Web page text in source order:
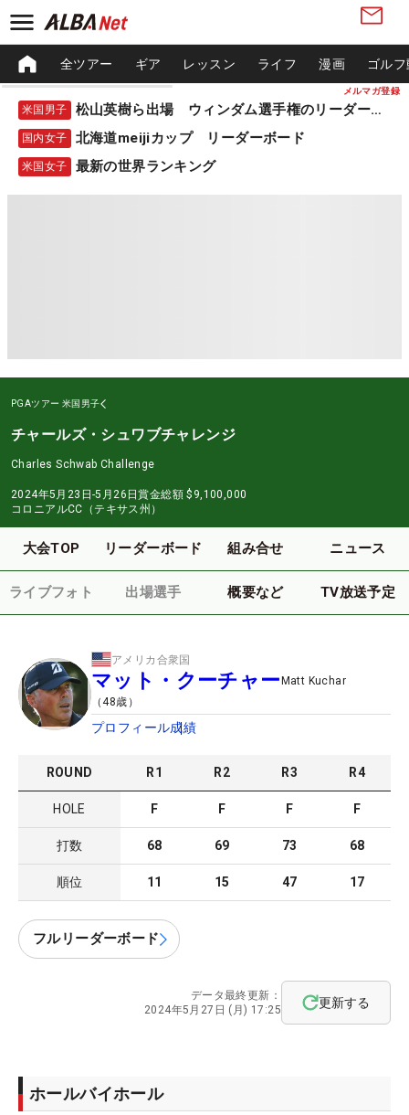
メルマガ登録
全ツアー ギア レッスン ライフ 漫画 ゴル
米国男子 松山英樹ら出場 ウィンダム選手権のリーダーボード
国内女子 北海道meijiカップ リーダーボード
米国女子 最新の世界ランキング
PGAツアー 米国男子
チャールズ・シュワブチャレンジ
Charles Schwab Challenge
2024年5月23日-5月26日賞金総額 $9,100,000
コロニアルCC（テキサス州）
大会TOP リーダーボード 組み合せ ニュース
ライブフォト 出場選手 概要など TV放送予定
アメリカ合衆国
マット・クーチャー Matt Kuchar
（ 48歳）
プロフィール成績
ROUND R1 R2 R3 R4
HOLE F F F F
打数 68 69 73 68
順位 11 15 47 17
フルリーダーボード
データ最終更新：
2024年5月27日 (月) 17:25
更新する
ホールバイホール